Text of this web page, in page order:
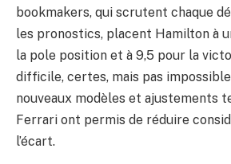
bookmakers, qui scrutent chaque
les pronostics, placent Hamilton à
la pole position et à 9,5 pour la
difficile, certes, mais pas
nouveaux modèles et ajustements
Ferrari ont permis de réduire
l’écart.